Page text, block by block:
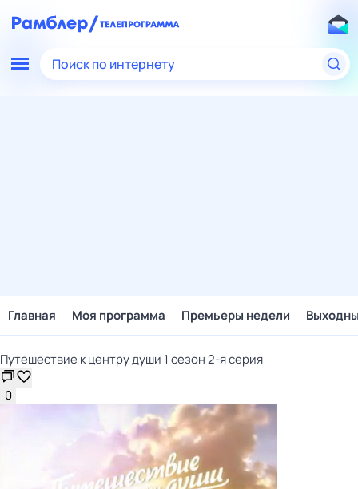
Поиск по интернету
Главная Моя программа Премьеры недели
Путешествие к центру души 1 сезон 2-я серия
0